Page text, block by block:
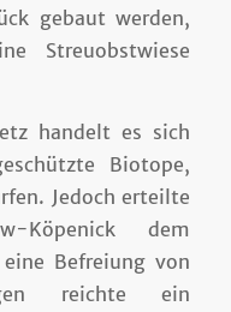
gebaut werden,
Streuobstwiese
handelt es sich
Biotope,
Jedoch erteilte
Köpenick dem
Befreiung von
reichte ein